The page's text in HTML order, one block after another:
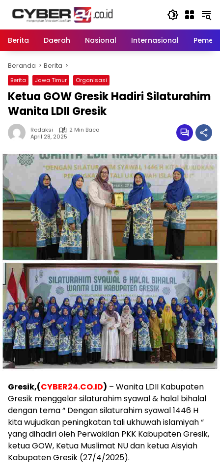
Berita
Daerah Nasional Internasional
Beranda Berita
Berita Jawa Timur Organisasi
Ketua GOW Gresik Hadiri Silaturahim
Wanita LDII Gresik
Redaksi
2 Min Baca
April 28, 2025
Gresik,(CYBER24.CO.ID) – Wanita LDII Kabupaten
Gresik menggelar silaturahim syawal & halal bihalal
dengan tema “ Dengan silaturahim syawal 1446 H
kita wujudkan peningkatan tali ukhuwah islamiyah “
yang dihadiri oleh Perwakilan PKK Kabupaten Gresik,
ketua GOW, Ketua Muslimat NU dan ketua Aisyiah
Kabupaten Gresik (27/4/2025).